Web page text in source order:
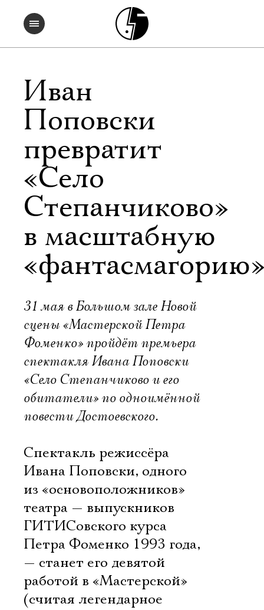
Иван
Поповски
превратит
«Село
Степанчиково»
в масштабную
31 мая в Большом зале Новой
сцены «Мастерской Петра
Фоменко» пройдёт премьера
спектакля Ивана Поповски
«Село Степанчиково и его
обитатели» по одноимённой
повести Достоевского.
Спектакль режиссёра
Ивана Поповски, одного
из «основоположников»
театра — выпускников
ГИТИСовского курса
Петра Фоменко 1993 года,
— станет его девятой
работой в «Мастерской»
(считая легендарное